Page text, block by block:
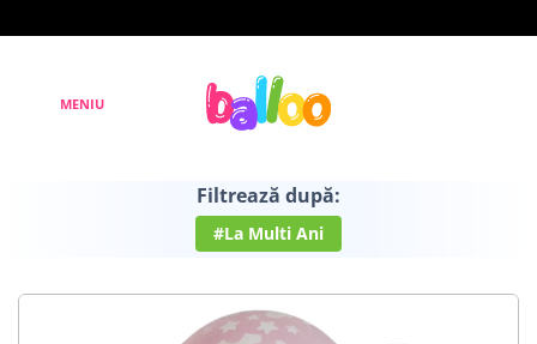
Filtrează după:
#La Multi Ani